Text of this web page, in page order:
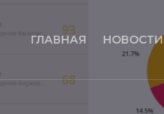
ГЛАВНАЯ НОВОСТИ